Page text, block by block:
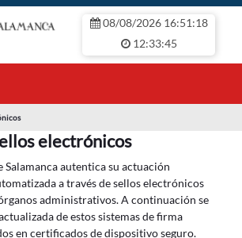
08/08/2026 16:51:18
12:33:45
Sellos electrónicos
electrónicos
Salamanca autentica su actuación
a través de sellos electrónicos
administrativos. A continuación se
de estos sistemas de firma
en certificados de dispositivo seguro.